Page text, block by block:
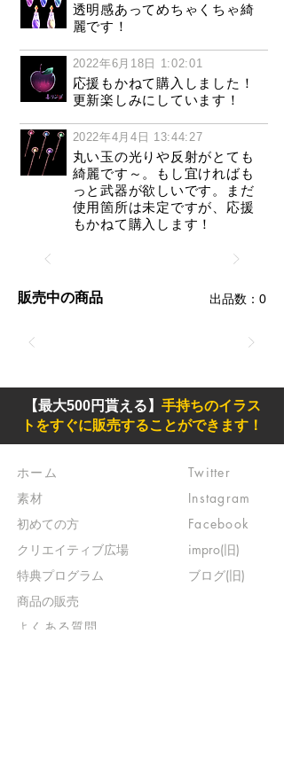
透明感あってめちゃくちゃ綺
麗です！
2022年6月18日 1:02:01
応援もかねて購入しました！
更新楽しみにしています！
2022年4月4日 13:44:27
丸い玉の光りや反射がとても
綺麗です～。もし宜ければも
っと武器が欲しいです。まだ
使用箇所は未定ですが、応援
もかねて購入します！
販売中の商品 ​出品数：0
【最大500円貰える】 手持ちのイラス
トをすぐに販売することができます！
ホーム
素材
初めての方
​クリエイティブ広場
​特典プログラム
​商品の販売
よくある質問
Twitter
Instagram
Facebook
impro(旧)​
ブログ(旧)